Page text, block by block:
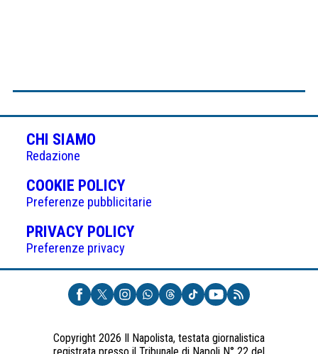
CHI SIAMO
Redazione
COOKIE POLICY(APRE
IN
UNA
NUOVA
Preferenze pubblicitarie
PRIVACY POLICY(APRE
UNA
NUOVA
SCHEDA)
Preferenze privacy
Copyright 2026 Il Napolista, testata giornalistica